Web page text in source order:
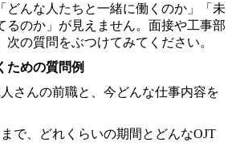
どんな人たちと一緒に働くのか」「未
るのか」が見えません。面接や工事部
の質問をぶつけてみてください。
ための質問例
さんの前職と、今どんな仕事内容を
で、どれくらいの期間とどんなOJT